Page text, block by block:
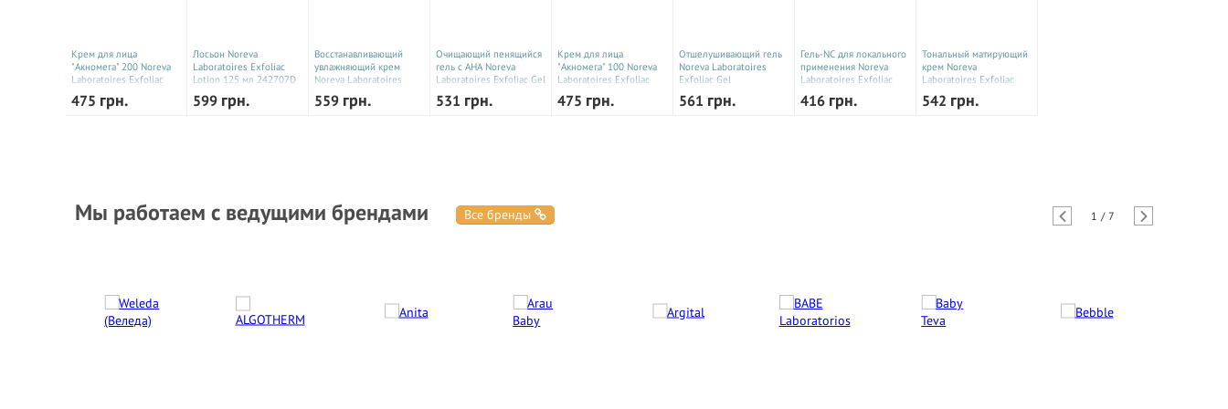
Крем для лица
"Акномега" 200 Noreva
Laboratoires Exfoliac
Acnomega 30 мл
242702D
475 грн.
Лосьон Noreva
Laboratoires Exfoliac
Lotion 125 мл 242707D
599 грн.
Восстанавливающий
увлажняющий крем
Noreva Laboratoires
Exfoliac Cream
Reparatrice 40 мл
559 грн.
Очищающий пенящийся
гель с AHA Noreva
Laboratoires Exfoliac Gel
Moussant 200 мл
242708D
531 грн.
Крем для лица
"Акномега" 100 Noreva
Laboratoires Exfoliac
Acnomega 30 мл
242701D
475 грн.
Отшелушивающий гель
Noreva Laboratoires
Exfoliac Gel
Desincrustant 50 мл
242706D
561 грн.
Гель-NC для локального
применения Noreva
Laboratoires Exfoliac
Gel-NC 30 мл 242709D
416 грн.
Тональный матирующий
крем Noreva
Laboratoires Exfoliac
Soin Anti-Imperfections
30 мл 242713D
542 грн.
Мы работаем с ведущими брендами Все бренды 1 / 7